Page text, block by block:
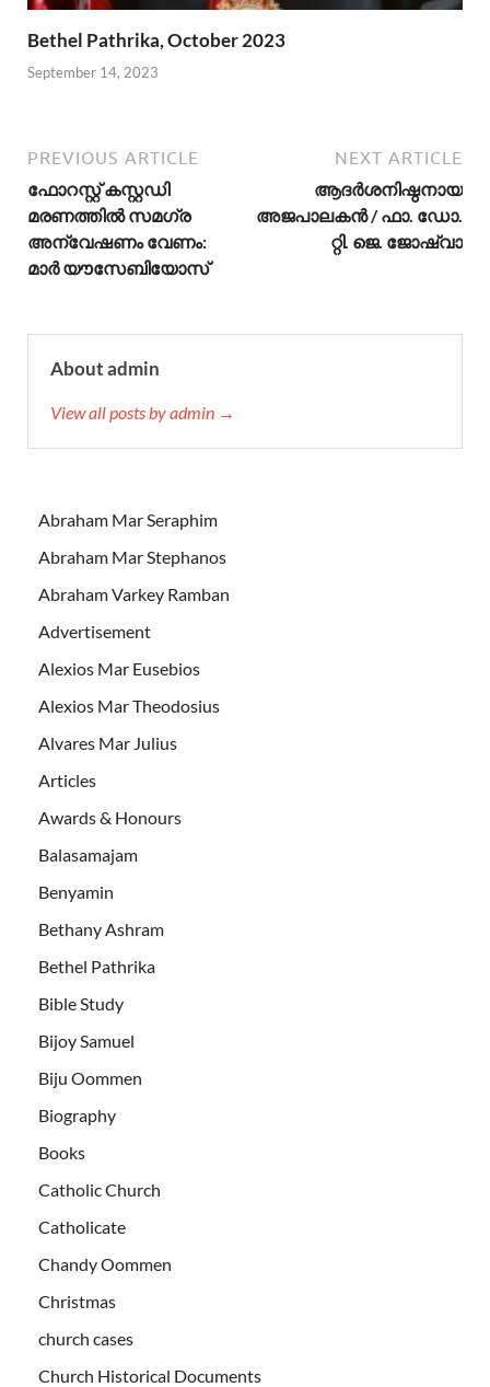
Bethel Pathrika, October 2023
September 14, 2023
PREVIOUS ARTICLE
ഫോറസ്റ്റ് കസ്റ്റഡി
മരണത്തിൽ സമഗ്ര
അന്വേഷണം വേണം:
മാർ യൗസേബിയോസ്
NEXT ARTICLE
ആദര്‍ശനിഷ്ഠനായ
അജപാലകന്‍ / ഫാ. ഡോ.
റ്റി. ജെ. ജോഷ്വാ
About admin
View all posts by admin →
Abraham Mar Seraphim
Abraham Mar Stephanos
Abraham Varkey Ramban
Advertisement
Alexios Mar Eusebios
Alexios Mar Theodosius
Alvares Mar Julius
Articles
Awards & Honours
Balasamajam
Benyamin
Bethany Ashram
Bethel Pathrika
Bible Study
Bijoy Samuel
Biju Oommen
Biography
Books
Catholic Church
Catholicate
Chandy Oommen
Christmas
church cases
Church Historical Documents